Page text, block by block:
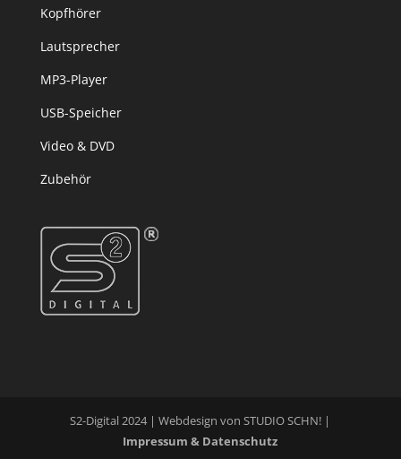
Kopfhörer
Lautsprecher
MP3-Player
USB-Speicher
Video & DVD
Zubehör
S2-Digital 2024 | Webdesign von STUDIO SCHN! |
Impressum & Datenschutz